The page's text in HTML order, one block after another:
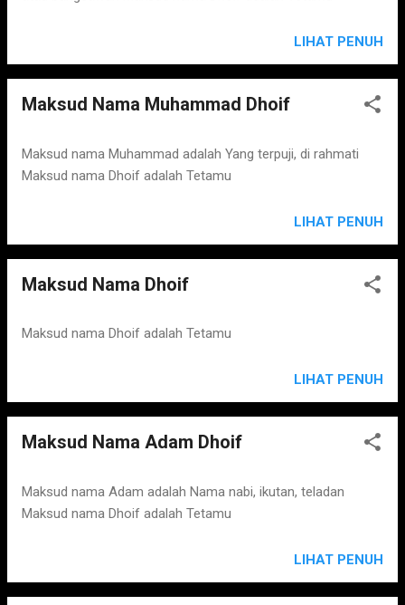
LIHAT PENUH
Maksud Nama Muhammad Dhoif
Maksud nama Muhammad adalah Yang terpuji, di rahmati
Maksud nama Dhoif adalah Tetamu
LIHAT PENUH
Maksud Nama Dhoif
Maksud nama Dhoif adalah Tetamu
LIHAT PENUH
Maksud Nama Adam Dhoif
Maksud nama Adam adalah Nama nabi, ikutan, teladan
Maksud nama Dhoif adalah Tetamu
LIHAT PENUH